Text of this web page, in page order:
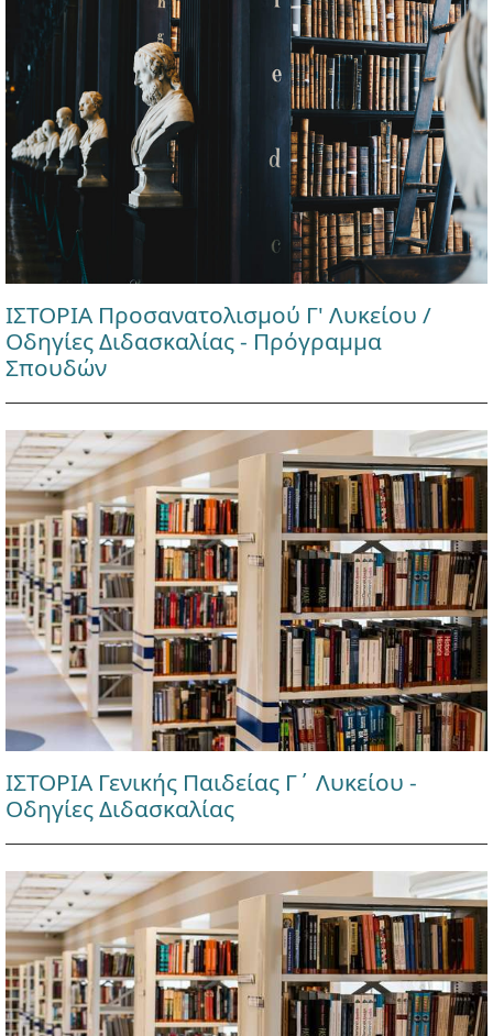
ΙΣΤΟΡΙΑ Προσανατολισμού Γ' Λυκείου /
Οδηγίες Διδασκαλίας - Πρόγραμμα
Σπουδών
ΙΣΤΟΡΙΑ Γενικής Παιδείας Γ΄ Λυκείου -
Οδηγίες Διδασκαλίας